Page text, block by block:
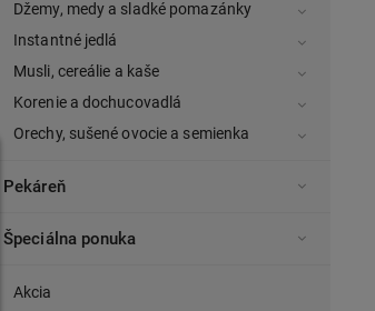
Džemy, medy a sladké pomazánky
Instantné jedlá
Musli, cereálie a kaše
Korenie a dochucovadlá
Orechy, sušené ovocie a semienka
Pekáreň
Špeciálna ponuka
Akcia